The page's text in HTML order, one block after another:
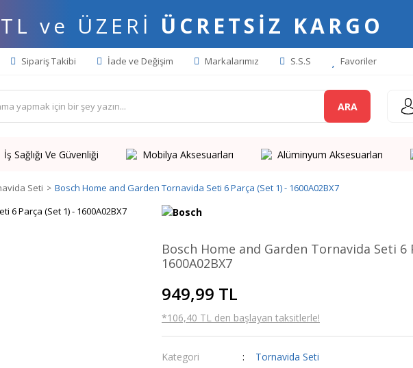
ve ÜZERİ ÜCRETSİZ KARGO
Sipariş Takibi İade ve Değişim Markalarımız S.S.S Favoriler
ARA
İş Sağlığı Ve Güvenliği Mobilya Aksesuarları Alüminyum Aksesuarları
Seti Bosch Home and Garden Tornavida Seti 6 Parça (Set 1) - 1600A02BX7
Bosch Home and Garden Tornavida Seti 6
1600A02BX7
949,99 TL
*106,40 TL den başlayan taksitlerle!
Kategori
Tornavida Seti